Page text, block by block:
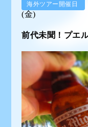
海外ツアー開催日
(金)
前代未聞！プエ